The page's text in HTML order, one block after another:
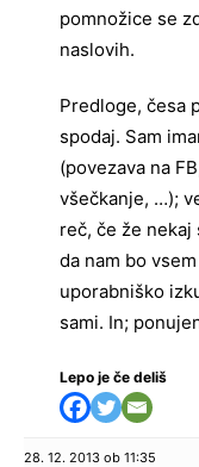
pomnožice se
naslovih.
Predloge, česa
spodaj. Sam
(povezava na
všečkanje, …);
reč, če že
da nam bo
uporabniško
sami. In;
Lepo je če deliš
28. 12. 2013 ob 11:35